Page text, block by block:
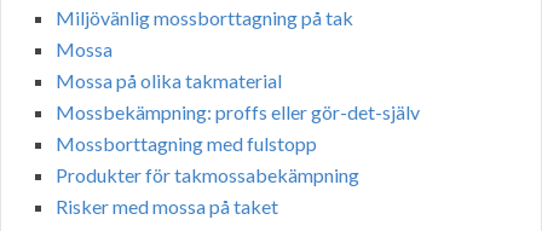
Miljövänlig mossborttagning på tak
Mossa
Mossa på olika takmaterial
Mossbekämpning: proffs eller gör-det-själv
Mossborttagning med fulstopp
Produkter för takmossabekämpning
Risker med mossa på taket